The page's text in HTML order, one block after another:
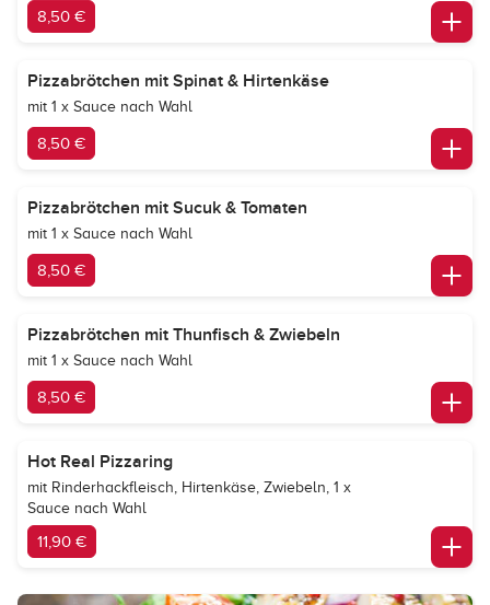
8,50 €
Pizzabrötchen mit Spinat & Hirtenkäse
mit 1 x Sauce nach Wahl
8,50 €
Pizzabrötchen mit Sucuk & Tomaten
mit 1 x Sauce nach Wahl
8,50 €
Pizzabrötchen mit Thunfisch & Zwiebeln
mit 1 x Sauce nach Wahl
8,50 €
Hot Real Pizzaring
mit Rinderhackfleisch, Hirtenkäse, Zwiebeln, 1 x
Sauce nach Wahl
11,90 €